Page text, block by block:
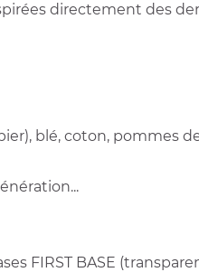
directement des
blé, coton, pommes
FIRST BASE